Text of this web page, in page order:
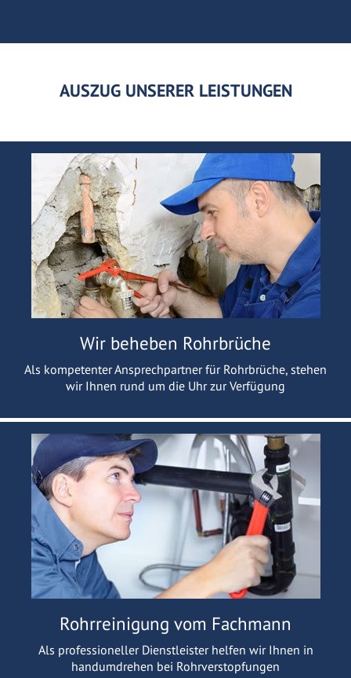
AUSZUG UNSERER LEISTUNGEN
Wir beheben Rohrbrüche
Als kompetenter Ansprechpartner für Rohrbrüche, stehen
wir Ihnen rund um die Uhr zur Verfügung
Rohrreinigung vom Fachmann
Als professioneller Dienstleister helfen wir Ihnen in
handumdrehen bei Rohrverstopfungen